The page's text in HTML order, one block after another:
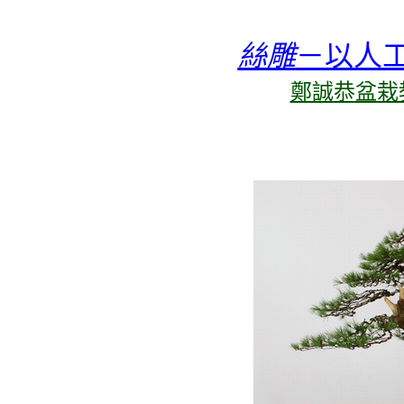
絲雕－以人
鄭誠恭盆栽